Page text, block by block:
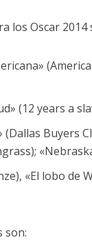
los Oscar 2014
(12 years a
(Dallas Buyers
«El lobo
son: